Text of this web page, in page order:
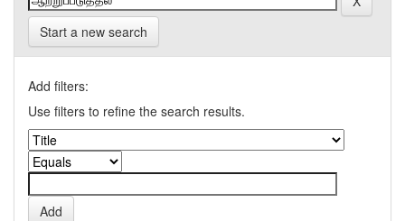
Start a new search
Add filters:
Use filters to refine the search results.